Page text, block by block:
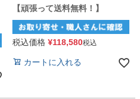
【頑張って送料無料！】
税込価格 ¥118,580税込
カートに入れる